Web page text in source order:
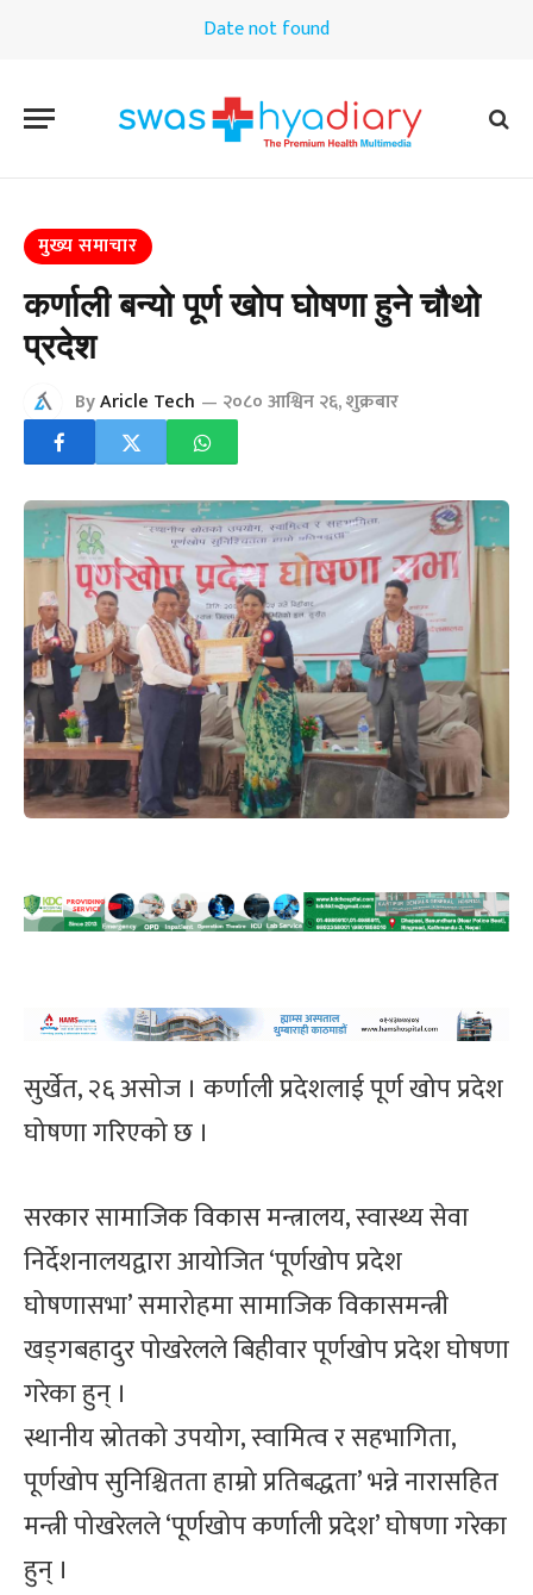
Date not found
मुख्य समाचार
कर्णाली बन्यो पूर्ण खोप घोषणा हुने चौथो
प्रदेश
ByAricle Tech २०८० आश्विन २६, शुक्रबार
सुर्खेत, २६ असोज । कर्णाली प्रदेशलाई पूर्ण खोप प्रदेश
घोषणा गरिएको छ ।
सरकार सामाजिक विकास मन्त्रालय, स्वास्थ्य सेवा
निर्देशनालयद्वारा आयोजित ‘पूर्णखोप प्रदेश
घोषणासभा’ समारोहमा सामाजिक विकासमन्त्री
खड्गबहादुर पोखरेलले बिहीवार पूर्णखोप प्रदेश घोषणा
गरेका हुन् ।
स्थानीय स्रोतको उपयोग, स्वामित्व र सहभागिता,
पूर्णखोप सुनिश्चितता हाम्रो प्रतिबद्धता’ भन्ने नारासहित
मन्त्री पोखरेलले ‘पूर्णखोप कर्णाली प्रदेश’ घोषणा गरेका
हुन् ।